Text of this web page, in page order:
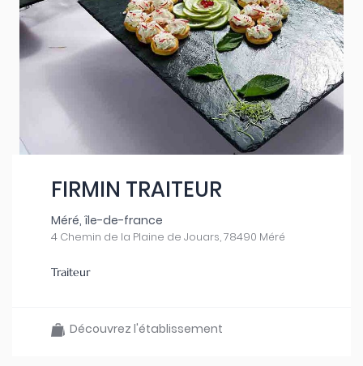
FIRMIN TRAITEUR
Méré, île-de-france
4 Chemin de la Plaine de Jouars, 78490 Méré
Traiteur
Découvrez l'établissement